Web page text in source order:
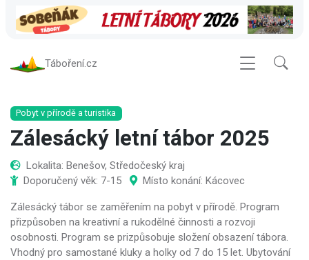
Táboření.cz
Pobyt v přírodě a turistika
Zálesácký letní tábor 2025
Lokalita: Benešov, Středočeský kraj
Doporučený věk: 7-15
Místo konání: Kácovec
Zálesácký tábor se zaměřením na pobyt v přírodě. Program
přizpůsoben na kreativní a rukodělné činnosti a rozvoji
osobnosti. Program se prizpůsobuje složení obsazení tábora.
Vhodný pro samostané kluky a holky od 7 do 15 let. Ubytování